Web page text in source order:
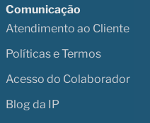
Comunicação
Atendimento ao Cliente
Políticas e Termos
Acesso do Colaborador
Blog da IP